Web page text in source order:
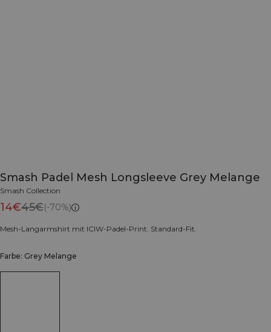
Smash Padel Mesh Longsleeve Grey Melange
Smash Collection
14€45€(-70%)
Mesh-Langarmshirt mit ICIW-Padel-Print. Standard-Fit.
Farbe: Grey Melange